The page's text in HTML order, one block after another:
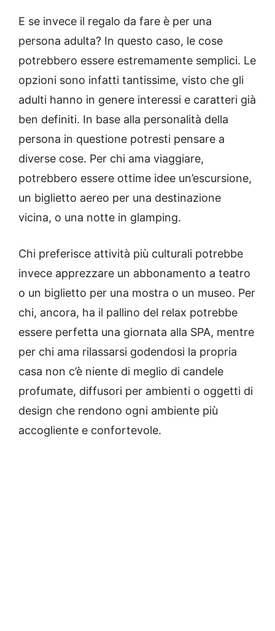
E se invece il regalo da fare è per una
persona adulta? In questo caso, le cose
potrebbero essere estremamente semplici. Le
opzioni sono infatti tantissime, visto che gli
adulti hanno in genere interessi e caratteri già
ben definiti. In base alla personalità della
persona in questione potresti pensare a
diverse cose. Per chi ama viaggiare,
potrebbero essere ottime idee un’escursione,
un biglietto aereo per una destinazione
vicina, o una notte in glamping.
Chi preferisce attività più culturali potrebbe
invece apprezzare un abbonamento a teatro
o un biglietto per una mostra o un museo. Per
chi, ancora, ha il pallino del relax potrebbe
essere perfetta una giornata alla SPA, mentre
per chi ama rilassarsi godendosi la propria
casa non c’è niente di meglio di candele
profumate, diffusori per ambienti o oggetti di
design che rendono ogni ambiente più
accogliente e confortevole.